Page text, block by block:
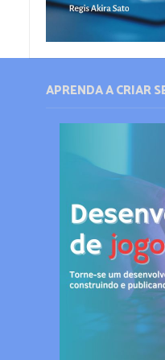
APRENDA A CRIAR